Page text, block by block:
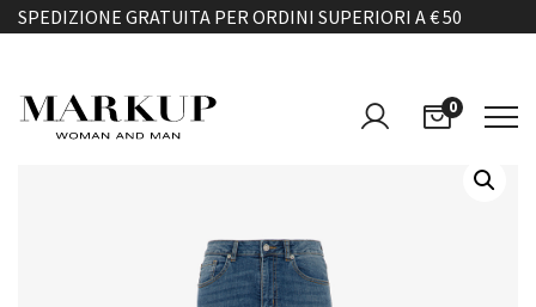
SPEDIZIONE GRATUITA PER ORDINI SUPERIORI A € 50
0